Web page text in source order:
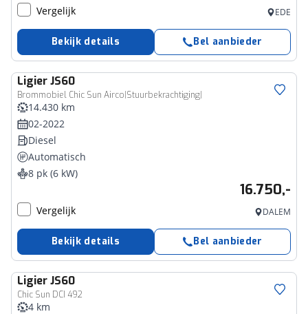
Vergelijk EDE
Bekijk details Bel aanbieder
LigierJS60
Brommobiel Chic Sun Airco|Stuurbekrachtiging|
14.430 km
02-2022
Diesel
Automatisch
8 pk (6 kW)
16.750,-
Vergelijk DALEM
Bekijk details Bel aanbieder
LigierJS60
Chic Sun DCI 492
4 km